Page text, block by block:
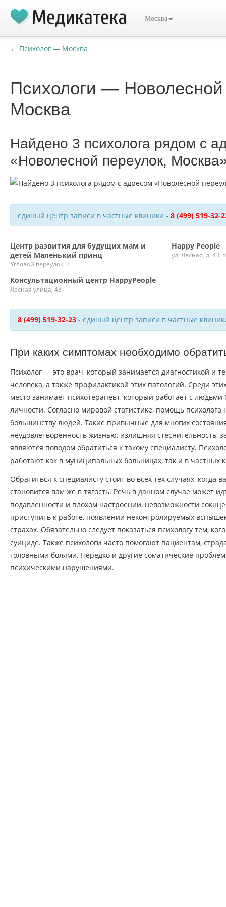
Москва
← Психолог — Москва
Психологи — Новолесной
Москва
Найдено 3 психолога рядом с
«Новолесной переулок,
единый центр записи в частные клиники - 8 (499) 519-32-
Центр развития для будущих мам и
детей Маленький принц
Угловой переулок, 2
Консультационный центр HappyPeople
Лесная улица, 43
Happy People
ул. Лесная, д. 43,
8 (499) 519-32-23 - единый центр записи в частные
При каких симптомах необходимо
Психолог — это врач, который занимается диагностикой и
человека, а также профилактикой этих патологий. Среди
место занимает психотерапевт, который работает с людьми
личности. Согласно мировой статистике, помощь
большинству людей. Такие привычные для многих
неудовлетворенность жизнью, излишняя стеснительность,
являются поводом обратиться к такому специалисту.
работают как в муниципальных больницах, так и в частных
Обратиться к специалисту стоит во всех тех случаях, когда
становится вам же в тягость. Речь в данном случае может
подавленности и плохом настроении, невозможности
приступить к работе, появлении неконтролируемых
страхах. Обязательно следует показаться психологу тем,
суициде. Также психологи часто помогают пациентам,
головными болями. Нередко и другие соматические
психическими нарушениями.